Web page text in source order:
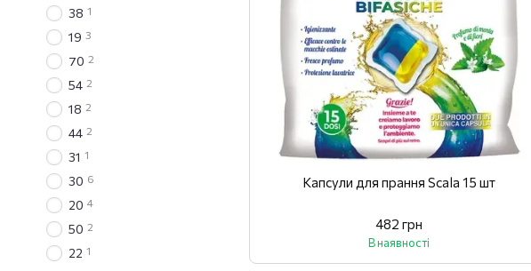
Капсули для прання Scala 15 шт
482 грн
В наявності
38 1
19 3
70 2
54 2
18 2
44 2
31 1
30 6
20 4
50 2
22 1